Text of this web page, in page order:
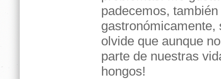
padecemos,
olvide que aunque
parte de nuestras
hongos!